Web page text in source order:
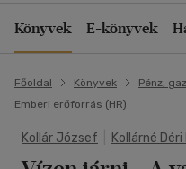
Könyvek E-könyvek
Főoldal Könyvek
Pénz,
Emberi erőforrás (HR)
Kollár József Kollárné